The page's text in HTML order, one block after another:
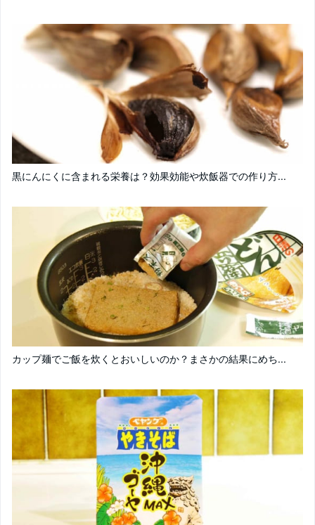
黒にんにくに含まれる栄養は？効果効能や炊飯器での作り方...
カップ麺でご飯を炊くとおいしいのか？まさかの結果にめち...